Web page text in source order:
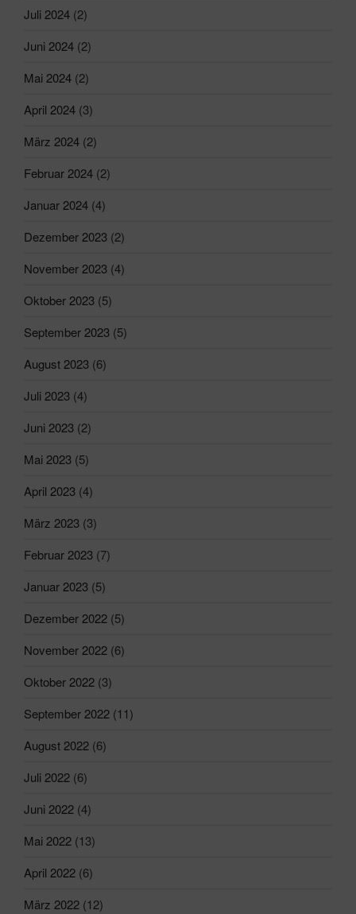
Juli 2024 (2)
Juni 2024 (2)
Mai 2024 (2)
April 2024 (3)
März 2024 (2)
Februar 2024 (2)
Januar 2024 (4)
Dezember 2023 (2)
November 2023 (4)
Oktober 2023 (5)
September 2023 (5)
August 2023 (6)
Juli 2023 (4)
Juni 2023 (2)
Mai 2023 (5)
April 2023 (4)
März 2023 (3)
Februar 2023 (7)
Januar 2023 (5)
Dezember 2022 (5)
November 2022 (6)
Oktober 2022 (3)
September 2022 (11)
August 2022 (6)
Juli 2022 (6)
Juni 2022 (4)
Mai 2022 (13)
April 2022 (6)
März 2022 (12)